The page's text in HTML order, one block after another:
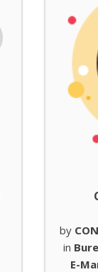
by
in
E-